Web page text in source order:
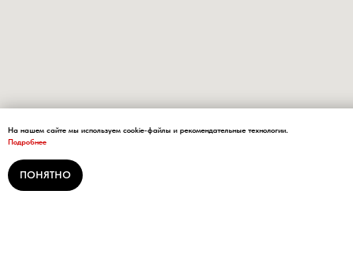
На нашем сайте мы используем cookie-файлы и рекомендательные технологии.
Подробнее
ПОНЯТНО